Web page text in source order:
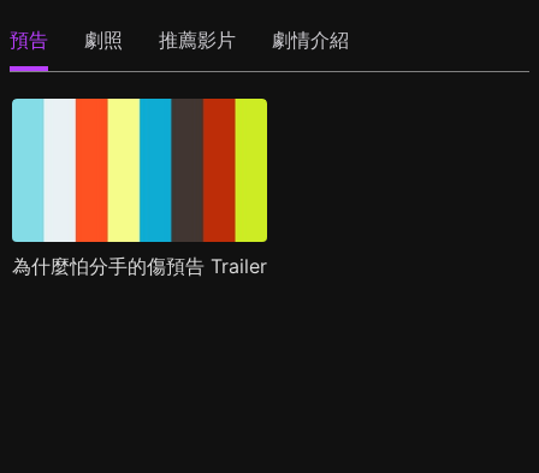
預告 劇照 推薦影片 劇情介紹
為什麼怕分手的傷預告 Trailer